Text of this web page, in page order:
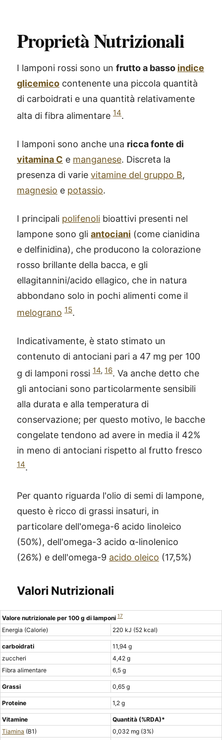
Proprietà Nutrizionali
I lamponi rossi sono un frutto a basso indice
glicemico contenente una piccola quantità
di carboidrati e una quantità relativamente
alta di fibra alimentare 14.
I lamponi sono anche una ricca fonte di
vitamina C e manganese. Discreta la
presenza di varie vitamine del gruppo B,
magnesio e potassio.
I principali polifenoli bioattivi presenti nel
lampone sono gli antociani (come cianidina
e delfinidina), che producono la colorazione
rosso brillante della bacca, e gli
ellagitannini/acido ellagico, che in natura
abbondano solo in pochi alimenti come il
melograno 15.
Indicativamente, è stato stimato un
contenuto di antociani pari a 47 mg per 100
g di lamponi rossi 14, 16. Va anche detto che
gli antociani sono particolarmente sensibili
alla durata e alla temperatura di
conservazione; per questo motivo, le bacche
congelate tendono ad avere in media il 42%
in meno di antociani rispetto al frutto fresco
14.
Per quanto riguarda l'olio di semi di lampone,
questo è ricco di grassi insaturi, in
particolare dell'omega-6 acido linoleico
(50%), dell'omega-3 acido α-linolenico
(26%) e dell'omega-9 acido oleico (17,5%)
Valori Nutrizionali
Valore nutrizionale per 100 g di lamponi 17
Energia (Calorie) 220 kJ (52 kcal)
carboidrati
11,94 g
zuccheri
4,42 g
Fibra alimentare
6,5 g
Grassi 0,65 g
Proteine 1,2 g
Vitamine
Quantità (%RDA)*
Tiamina (B1)
0,032 mg (3%)